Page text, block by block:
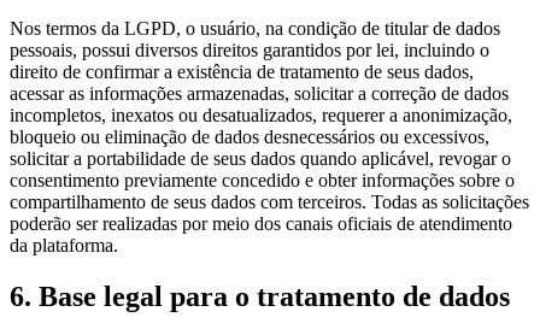
Nos termos da LGPD, o usuário, na condição de titular de dados
pessoais, possui diversos direitos garantidos por lei, incluindo o
direito de confirmar a existência de tratamento de seus dados,
acessar as informações armazenadas, solicitar a correção de dados
incompletos, inexatos ou desatualizados, requerer a anonimização,
bloqueio ou eliminação de dados desnecessários ou excessivos,
solicitar a portabilidade de seus dados quando aplicável, revogar o
consentimento previamente concedido e obter informações sobre o
compartilhamento de seus dados com terceiros. Todas as solicitações
poderão ser realizadas por meio dos canais oficiais de atendimento
da plataforma.
6. Base legal para o tratamento de dados